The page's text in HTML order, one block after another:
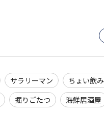
サラリーマン ちょい飲
掘りごたつ 海鮮居酒屋